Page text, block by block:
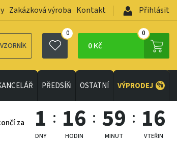
Zakázková výroba Kontakt Přihlásit
0
0 Kč
0
PŘEDSÍŇ OSTATNÍ VÝPRODEJ %
za 1
DNY
16
HODIN
59
MINUT
14
VTEŘIN